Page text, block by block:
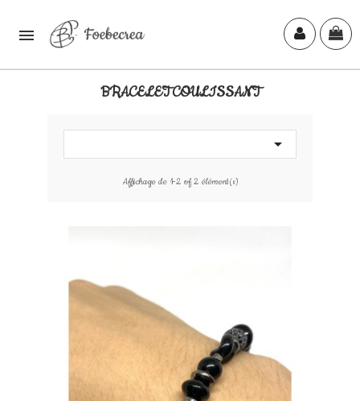

BRACELET COULISSANT

Affichage de 1-2 of 2 élément(s)